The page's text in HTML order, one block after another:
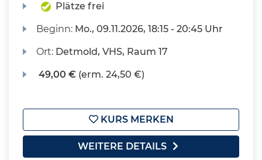
Plätze frei
Beginn: Mo., 09.11.2026, 18:15 - 20:45 Uhr
Ort: Detmold, VHS, Raum 17
49,00 € (erm. 24,50 €)
KURS MERKEN
WEITERE DETAILS